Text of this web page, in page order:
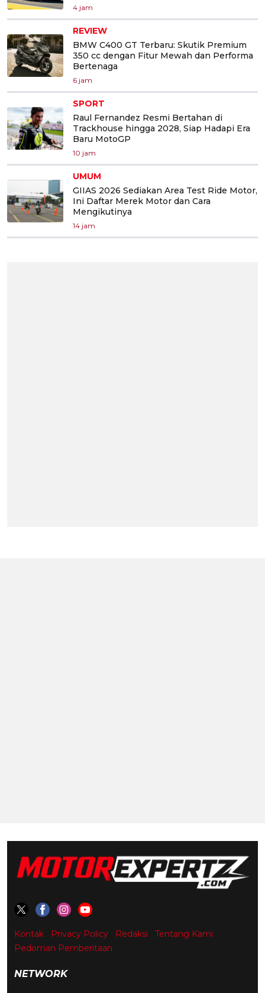
4 jam
REVIEW
BMW C400 GT Terbaru: Skutik Premium
350 cc dengan Fitur Mewah dan Performa
Bertenaga
6 jam
SPORT
Raul Fernandez Resmi Bertahan di
Trackhouse hingga 2028, Siap Hadapi Era
Baru MotoGP
10 jam
UMUM
GIIAS 2026 Sediakan Area Test Ride Motor,
Ini Daftar Merek Motor dan Cara
Mengikutinya
14 jam
Kontak Privacy Policy Redaksi
Tentang Kami
Pedoman Pemberitaan
NETWORK